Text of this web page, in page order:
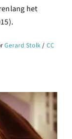
het
Gerard Stolk/ CC